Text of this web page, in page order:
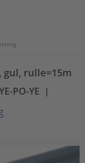
gul, rulle=15m
PO-YE |